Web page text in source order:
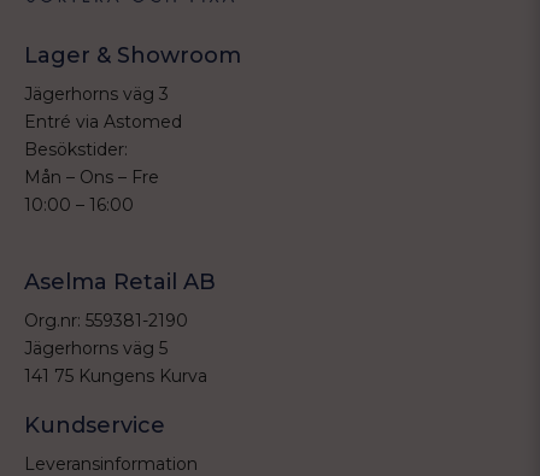
Lager & Showroom
Jägerhorns väg 3
Entré via Astomed
Besökstider:
Mån – Ons – Fre
10:00 – 16:00
Aselma Retail AB
Org.nr: 559381-2190
Jägerhorns väg 5
141 75 Kungens Kurva
Kundservice
Leveransinformation